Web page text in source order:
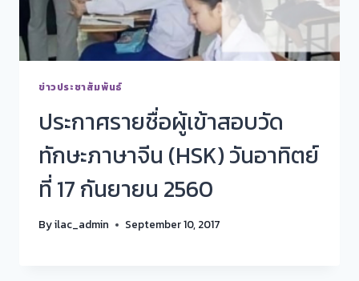
ข่าวประชาสัมพันธ์
ประกาศรายชื่อผู้เข้าสอบวัด
ทักษะภาษาจีน (HSK) วันอาทิตย์
ที่ 17 กันยายน 2560
Byilac_admin September 10, 2017